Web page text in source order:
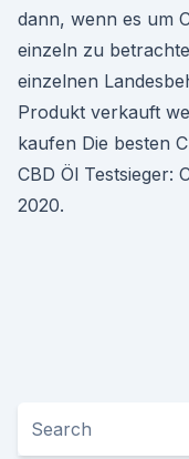
dann, wenn es um
einzeln zu
einzelnen
Produkt verkauft
kaufen Die besten
CBD Öl Testsieger:
2020.